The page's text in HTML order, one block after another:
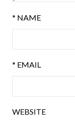
NAME
*
EMAIL
*
WEBSITE